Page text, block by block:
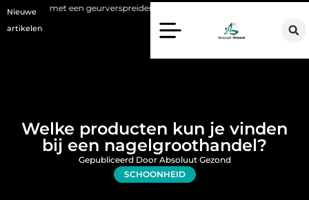
Nieuwe
artikelen
geurverspreider Haaruitval aanpakken: wat een
Welke producten kun je vinden
bij een nagelgroothandel?
SCHOONHEID
Gepubliceerd Door Absoluut Gezond